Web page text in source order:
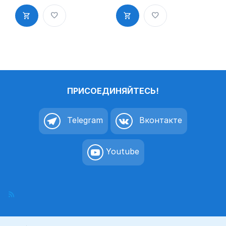
кафе,
столовая,
буфет»
а K6
раздевалка,
вешалка»
пиктограмм
ПРИСОЕДИНЯЙТЕСЬ!
Telegram Вконтакте
Youtube